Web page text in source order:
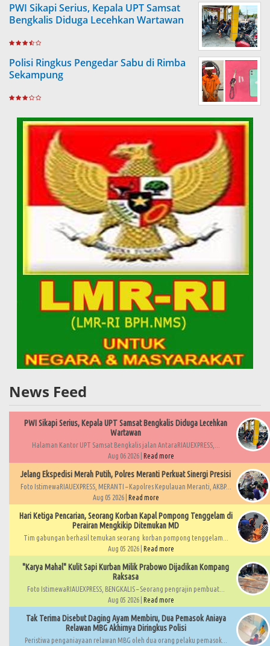
PWI Sikapi Serius, Kepala UPT Samsat
Bengkalis Diduga Lecehkan Wartawan
Polisi Ringkus Pengedar Sabu di Rimba
Sekampung
News Feed
PWI Sikapi Serius, Kepala UPT Samsat Bengkalis Diduga Lecehkan
Wartawan
Halaman Kantor UPT Samsat Bengkalis jalan AntaraRIAUEXPRESS,...
Aug 06 2026 | Read more
Jelang Ekspedisi Merah Putih, Polres Meranti Perkuat Sinergi Presisi
Foto IstimewaRIAUEXPRESS, MERANTI – Kapolres Kepulauan Meranti, AKBP...
Aug 05 2026 | Read more
Hari Ketiga Pencarian, Seorang Korban Kapal Pompong Tenggelam di
Perairan Mengkikip Ditemukan MD
Tim gabungan berhasil temukan seorang korban pompong tenggelam...
Aug 05 2026 | Read more
"Karya Mahal" Kulit Sapi Kurban Milik Prabowo Dijadikan Kompang
Raksasa
Foto IstimewaRIAUEXPRESS, BENGKALIS – Seorang pengrajin pembuat...
Aug 05 2026 | Read more
Tak Terima Disebut Daging Ayam Membiru, Dua Pemasok Aniaya
Relawan MBG Akhirnya Diringkus Polisi
Peristiwa penganiayaan relawan MBG oleh dua orang pelaku pemasok...